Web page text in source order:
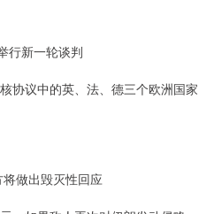
行新一轮谈判
协议中的英、法、德三个欧洲国家
做出毁灭性回应